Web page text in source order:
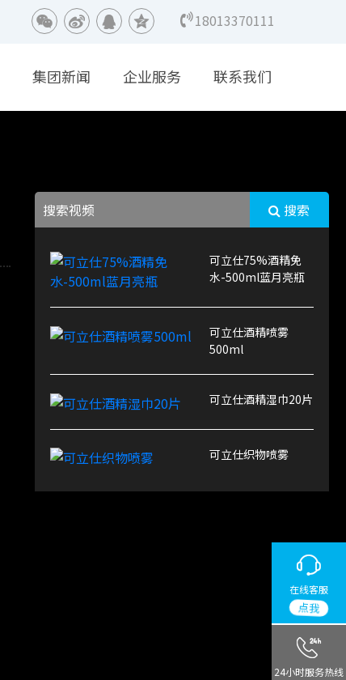
18013370111
集团新闻 企业服务 联系我们
搜索
可立仕75%酒精免
水-500ml蓝月亮瓶
可立仕酒精喷雾
500ml
可立仕酒精湿巾20片
可立仕织物喷雾
在线客服
点我
24小时服务热线